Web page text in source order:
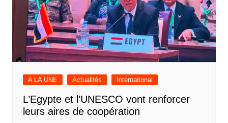
A LA UNE Actualités International
L’Egypte et l’UNESCO vont renforcer
leurs aires de coopération